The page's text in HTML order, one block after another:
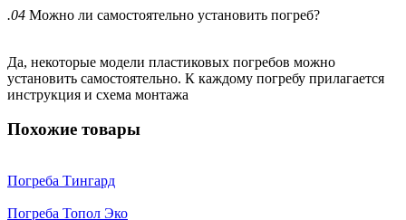
.04 Можно ли самостоятельно установить погреб?
Да, некоторые модели пластиковых погребов можно
установить самостоятельно. К каждому погребу прилагается
инструкция и схема монтажа
Похожие товары
Погреба Тингард
Погреба Топол Эко